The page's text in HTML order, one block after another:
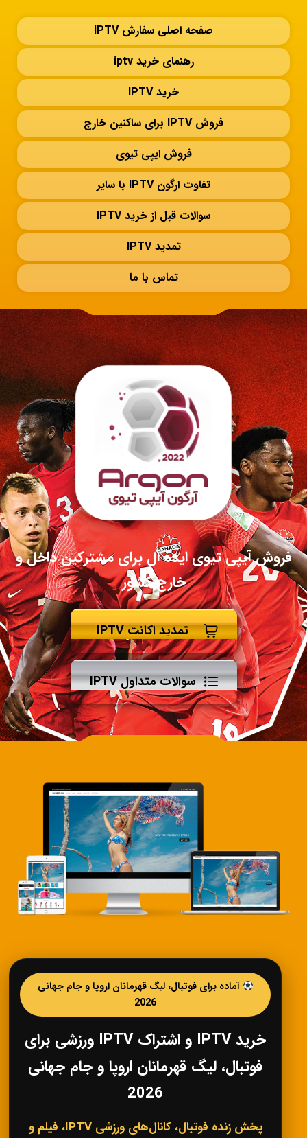
صفحه اصلی سفارش IPTV
رهنمای خرید iptv
خرید IPTV
فروش IPTV برای ساکنین خارج
فروش ایپی تیوی
تفاوت ارگون IPTV با سایر
سوالات قبل از خرید IPTV
تمدید IPTV
تماس با ما
فروش آیپی تیوی ایده آل برای مشترکین داخل و
خارج کشور
تمدید اکانت IPTV
سوالات متداول IPTV
آماده برای فوتبال، لیگ قهرمانان اروپا و جام جهانی
2026
خرید IPTV و اشتراک IPTV ورزشی برای
فوتبال، لیگ قهرمانان اروپا و جام جهانی
2026
پخش زنده فوتبال، کانال‌های ورزشی IPTV، فیلم و